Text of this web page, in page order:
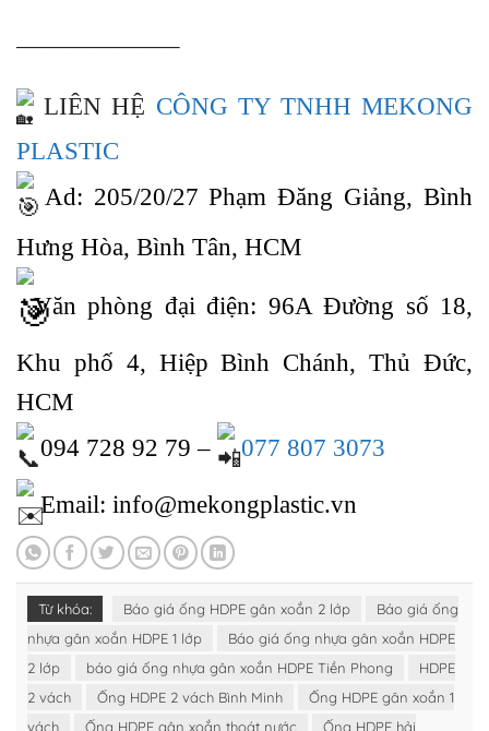
——————–
LIÊN HỆ CÔNG TY TNHH MEKONG
PLASTIC
Ad: 205/20/27 Phạm Đăng Giảng, Bình
Hưng Hòa, Bình Tân, HCM
Văn phòng đại điện: 96A Đường số 18,
Khu phố 4, Hiệp Bình Chánh, Thủ Đức,
HCM
094 728 92 79 –
077 807 3073
Email: info@mekongplastic.vn
Từ khóa: Báo giá ống HDPE gân xoắn 2 lớp
Báo giá ống
nhựa gân xoắn HDPE 1 lớp
Báo giá ống nhựa gân xoắn HDPE
2 lớp
báo giá ống nhựa gân xoắn HDPE Tiền Phong
HDPE
2 vách
Ống HDPE 2 vách Bình Minh
Ống HDPE gân xoắn 1
vách
Ống HDPE gân xoắn thoát nước
Ống HDPE hải